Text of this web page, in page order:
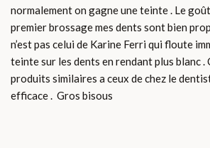
normalement on gagne une teinte . Le
premier brossage mes dents sont bien
n’est pas celui de Karine Ferri qui floute
teinte sur les dents en rendant plus blanc .
produits similaires a ceux de chez le
efficace . Gros bisous